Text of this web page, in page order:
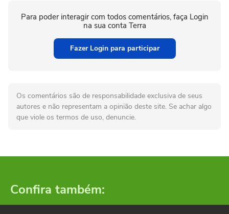
Para poder interagir com todos comentários, faça Login
na sua conta Terra
Fazer Login para participar
Os comentários são de responsabilidade exclusiva de seus
autores e não representam a opinião deste site. Se achar algo
que viole os termos de uso, denuncie.
Confira também: